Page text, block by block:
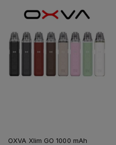
OXVA Xlim GO 1000 mAh